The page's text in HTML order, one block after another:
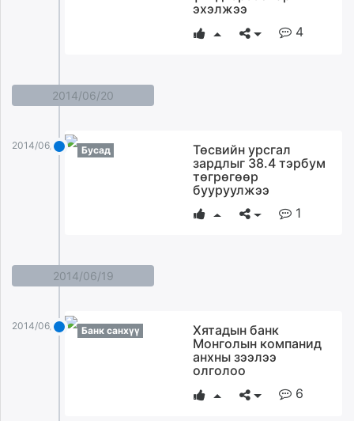
эхэлжээ
4
2014/06/20
2014/06/20 Бусад
Төсвийн урсгал
зардлыг 38.4 тэрбум
төгрөгөөр
бууруулжээ
1
2014/06/19
2014/06/19 Банк санхүү
Хятадын банк
Монголын компанид
анхны зээлээ
олголоо
6